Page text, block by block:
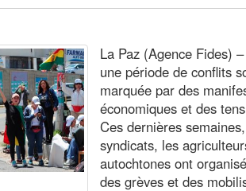
La Paz (Agence Fides)
une période de conflits
marquée par des
économiques et des
Ces dernières
syndicats, les
autochtones ont
des grèves et des